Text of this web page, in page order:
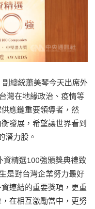
副總統蕭美琴今天出席外
灣在地緣政治、疫情等
應鏈重要領導者，然
發展，希望讓世界看到
潛力股。
精選100強頒獎典禮致
是對台灣企業努力最好
連結的重要獎項，更重
在相互激勵當中，更努